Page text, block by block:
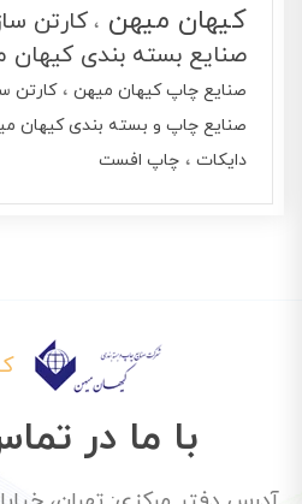
کیهان میهن
کارتن
صنایع بسته بندی کیهان
صنایع چاپ کیهان میهن کارتن
صنایع چاپ و بسته بندی کیهان
دایکات
چاپ افست
با ما در